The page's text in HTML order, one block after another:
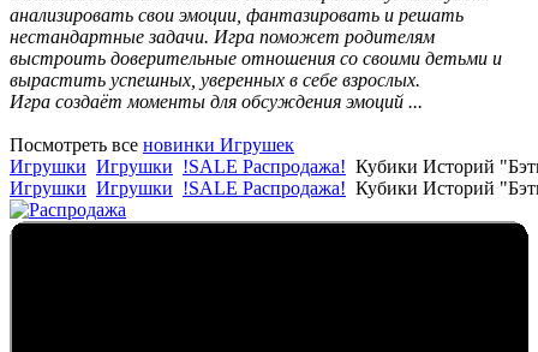
анализировать свои эмоции, фантазировать и решать
нестандартные задачи. Игра поможет родителям
выстроить доверительные отношения со своими детьми и
вырастить успешных, уверенных в себе взрослых.
Игра создаёт моменты для обсуждения эмоций ...
Посмотреть все новинки Игрушек
Игрушки Игрушки !SALE Распродажа! Кубики Историй
Игрушки Игрушки !SALE Распродажа! Кубики Историй